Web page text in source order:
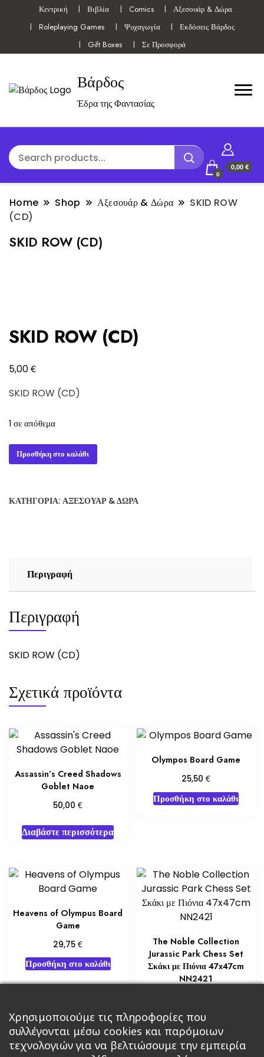
Κεντρική Βιβλία Comics
Αξεσουάρ & Δώρα
Roleplaying Games
Ψυχαγωγία
Εκδόσεις Βάρδος
Gift Boxes
Σε Προσφορά
Βάρδος
Έδρα της Φαντασίας
0
0,00 €
Home Shop Αξεσουάρ & Δώρα
SKID ROW
(CD)
SKID ROW (CD)
SKID ROW (CD)
5,00€
SKID ROW (CD)
1 σε απόθεμα
SKID
ROW
Προσθήκη στο καλάθι
ΚΑΤΗΓΟΡΊΑ: ΑΞΕΣΟΥΆΡ & ΔΏΡΑ
Περιγραφή
Περιγραφή
SKID ROW (CD)
Σχετικά προϊόντα
Assassin’s Creed Shadows
Goblet Naoe
50,00€
Διαβάστε περισσότερα
Olympos Board Game
25,50€
Προσθήκη στο καλάθι
Heavens of Olympus Board
Game
29,75€
Προσθήκη στο καλάθι
The Noble Collection
Jurassic Park Chess Set
Σκάκι με Πιόνια 47x47cm
NN2421
Διαβάστε περισσότερα
Χρησιμοποιούμε τις πληροφορίες που
συλλέγονται μέσω cookies και παρόμοιων
τεχνολογιών για να βελτιώσουμε την εμπειρία